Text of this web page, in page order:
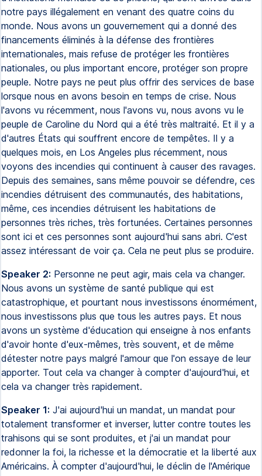
notre pays illégalement en venant des quatre coins du
monde. Nous avons un gouvernement qui a donné des
financements éliminés à la défense des frontières
internationales, mais refuse de protéger les frontières
nationales, ou plus important encore, protéger son propre
peuple. Notre pays ne peut plus offrir des services de base
lorsque nous en avons besoin en temps de crise. Nous
l'avons vu récemment, nous l'avons vu, nous avons vu le
peuple de Caroline du Nord qui a été très maltraité. Et il y a
d'autres États qui souffrent encore de tempêtes. Il y a
quelques mois, en Los Angeles plus récemment, nous
voyons des incendies qui continuent à causer des ravages.
Depuis des semaines, sans même pouvoir se défendre, ces
incendies détruisent des communautés, des habitations,
même, ces incendies détruisent les habitations de
personnes très riches, très fortunées. Certaines personnes
sont ici et ces personnes sont aujourd'hui sans abri. C'est
assez intéressant de voir ça. Cela ne peut plus se produire.
Speaker 2: Personne ne peut agir, mais cela va changer.
Nous avons un système de santé publique qui est
catastrophique, et pourtant nous investissons énormément,
nous investissons plus que tous les autres pays. Et nous
avons un système d'éducation qui enseigne à nos enfants
d'avoir honte d'eux-mêmes, très souvent, et de même
détester notre pays malgré l'amour que l'on essaye de leur
apporter. Tout cela va changer à compter d'aujourd'hui, et
cela va changer très rapidement.
Speaker 1: J'ai aujourd'hui un mandat, un mandat pour
totalement transformer et inverser, lutter contre toutes les
trahisons qui se sont produites, et j'ai un mandat pour
redonner la foi, la richesse et la démocratie et la liberté aux
Américains. À compter d'aujourd'hui, le déclin de l'Amérique